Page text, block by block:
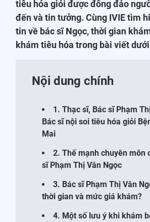
tiêu hóa giỏi được đông đảo
đến và tin tưởng. Cùng IVIE tìm
tin về bác sĩ Ngọc, thời gian
khám tiêu hóa trong bài viết
Nội dung chính
1. Thạc sĩ, Bác sĩ Phạm
Bác sĩ nội soi tiêu hóa giỏi
Mai
2. Thế mạnh chuyên môn
sĩ Phạm Thị Vân Ngọc
3. Bác sĩ Phạm Thị Vân
thời gian và mức giá khám?
4. Một số lưu ý khi khám